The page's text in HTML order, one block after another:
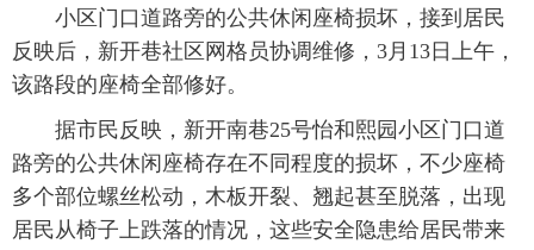
旅游 理财 政务 教育
看天下 晋月读
太原日报 太原晚报 热评 社区
小区门口道路旁的公共休闲座椅损坏，接到居民
反映后，新开巷社区网格员协调维修，3月13日上午，
该路段的座椅全部修好。
据市民反映，新开南巷25号怡和熙园小区门口道
路旁的公共休闲座椅存在不同程度的损坏，不少座椅
多个部位螺丝松动，木板开裂、翘起甚至脱落，出现
居民从椅子上跌落的情况，这些安全隐患给居民带来